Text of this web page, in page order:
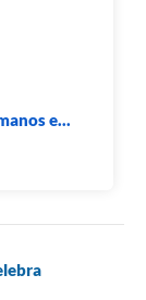
e...